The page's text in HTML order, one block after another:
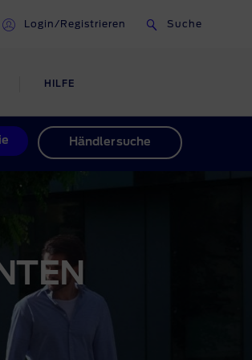
Login/Registrieren Suche
&
HILFE
Händlersuche